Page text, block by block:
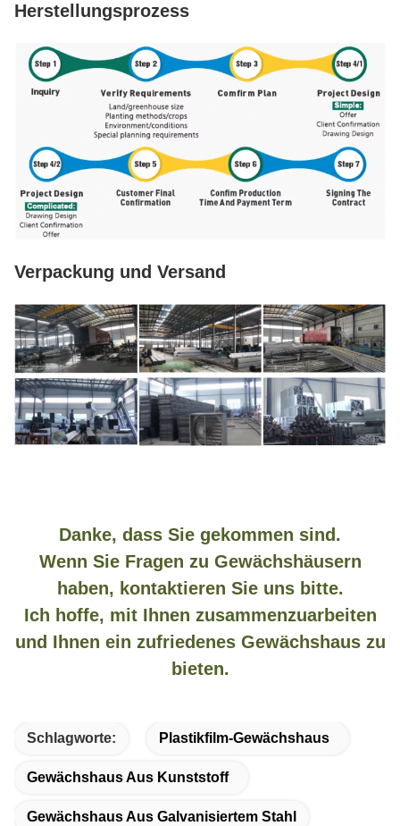
Herstellungsprozess
Verpackung und Versand
Danke, dass Sie gekommen sind.
Wenn Sie Fragen zu Gewächshäusern
haben, kontaktieren Sie uns bitte.
Ich hoffe, mit Ihnen zusammenzuarbeiten
und Ihnen ein zufriedenes Gewächshaus zu
bieten.
Schlagworte: Plastikfilm-Gewächshaus
Gewächshaus Aus Kunststoff
Gewächshaus Aus Galvanisiertem Stahl